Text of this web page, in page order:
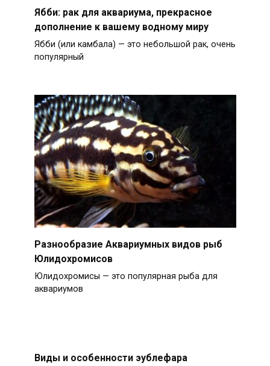
Ябби: рак для аквариума, прекрасное
дополнение к вашему водному миру
Ябби (или камбала) — это небольшой рак, очень
популярный
Разнообразие Аквариумных видов рыб
Юлидохромисов
Юлидохромисы — это популярная рыба для
аквариумов
Виды и особенности эублефара